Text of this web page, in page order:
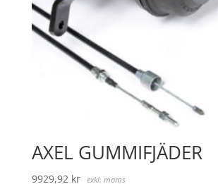
AXEL GUMMIFJÄDER
9929,92 kr exkl. moms